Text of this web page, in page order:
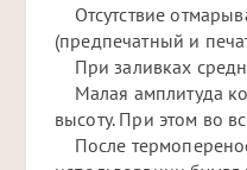
Отсутствие
(предпечатный и
При заливках
Малая амплитуда
высоту. При этом во
После